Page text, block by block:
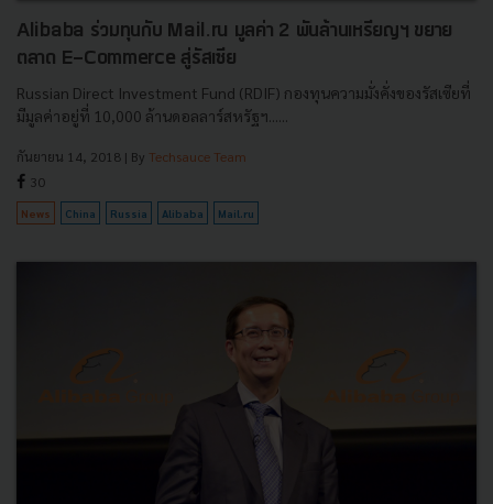
Alibaba ร่วมทุนกับ Mail.ru มูลค่า 2 พันล้านเหรียญฯ ขยาย
ตลาด E-Commerce สู่รัสเซีย
Russian Direct Investment Fund (RDIF) กองทุนความมั่งคั่งของรัสเซียที่
มีมูลค่าอยู่ที่ 10,000 ล้านดอลลาร์สหรัฐฯ......
กันยายน 14, 2018 | By Techsauce Team
30
News China Russia Alibaba Mail.ru